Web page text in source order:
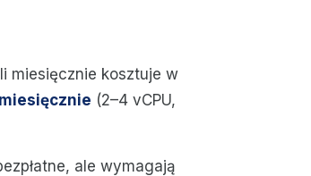
miesięcznie kosztuje w
(2–4 vCPU,
ale wymagają